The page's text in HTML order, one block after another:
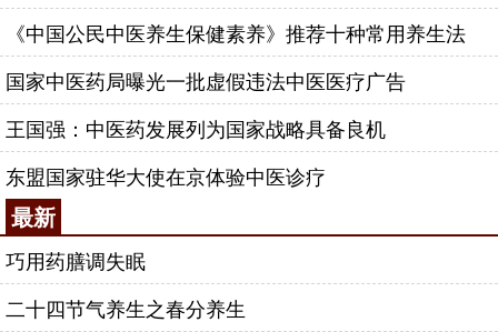
《中国公民中医养生保健素养》推荐十种常用养生法
国家中医药局曝光一批虚假违法中医医疗广告
王国强：中医药发展列为国家战略具备良机
东盟国家驻华大使在京体验中医诊疗
最新
巧用药膳调失眠
二十四节气养生之春分养生